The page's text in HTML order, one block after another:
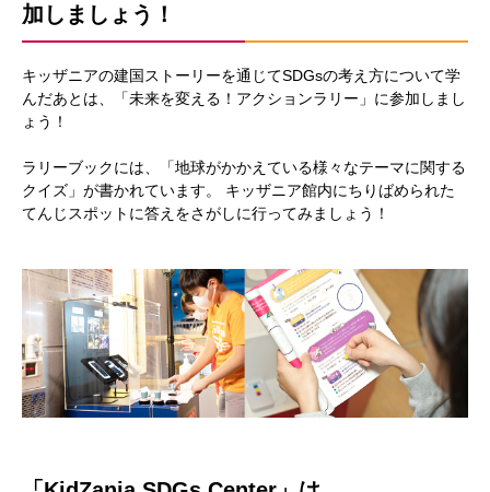
加しましょう！
キッザニアの建国ストーリーを通じてSDGsの考え方について学
んだあとは、「未来を変える！アクションラリー」に参加しまし
ょう！
ラリーブックには、「地球がかかえている様々なテーマに関する
クイズ」が書かれています。 キッザニア館内にちりばめられた
てんじスポットに答えをさがしに行ってみましょう！